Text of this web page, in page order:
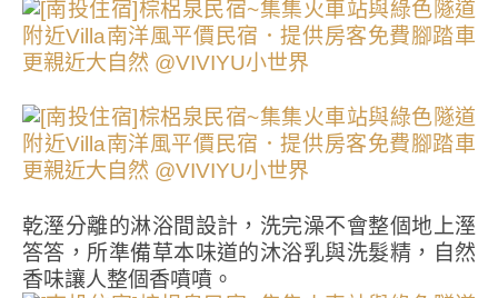
乾溼分離的淋浴間設計，洗完澡不會整個地上溼
答答，所準備草本味道的沐浴乳與洗髮精，自然
香味讓人整個香噴噴。